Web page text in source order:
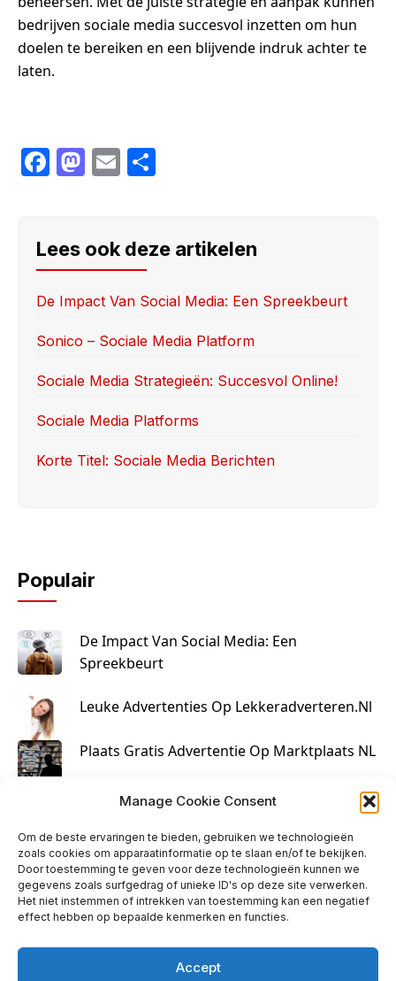
Manage Cookie Consent
Om de beste ervaringen te bieden, gebruiken we technologieën
zoals cookies om apparaatinformatie op te slaan en/of te bekijken.
Door toestemming te geven voor deze technologieën kunnen we
gegevens zoals surfgedrag of unieke ID's op deze site verwerken.
Het niet instemmen of intrekken van toestemming kan een negatief
effect hebben op bepaalde kenmerken en functies.
Accept
bedrijven sociale media succesvol inzetten om hun
doelen te bereiken en een blijvende indruk achter te
laten.
F
e
b
o
o
M
o
d
o
n
E
e
Lees ook deze artikelen
De Impact Van Social Media: Een Spreekbeurt
Sonico – Sociale Media Platform
Sociale Media Strategieën: Succesvol Online!
Sociale Media Platforms
Korte Titel: Sociale Media Berichten
Populair
De Impact Van Social Media: Een
Spreekbeurt
Leuke Advertenties Op Lekkeradverteren.nl
Plaats Gratis Advertentie Op Marktplaats NL
Kruisbestuiving Voor Succesvolle Marketing